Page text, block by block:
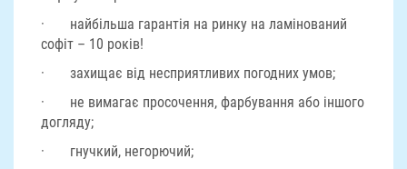
· найбільша гарантія на ринку на ламінований
софіт – 10 років!
· захищає від несприятливих погодних умов;
· не вимагає просочення, фарбування або іншого
догляду;
· гнучкий, негорючий;